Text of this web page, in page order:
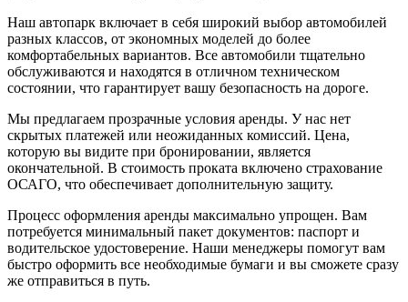
Наш автопарк включает в себя широкий выбор автомобилей
разных классов, от экономных моделей до более
комфортабельных вариантов. Все автомобили тщательно
обслуживаются и находятся в отличном техническом
состоянии, что гарантирует вашу безопасность на дороге.
Мы предлагаем прозрачные условия аренды. У нас нет
скрытых платежей или неожиданных комиссий. Цена,
которую вы видите при бронировании, является
окончательной. В стоимость проката включено страхование
ОСАГО, что обеспечивает дополнительную защиту.
Процесс оформления аренды максимально упрощен. Вам
потребуется минимальный пакет документов: паспорт и
водительское удостоверение. Наши менеджеры помогут вам
быстро оформить все необходимые бумаги и вы сможете сразу
же отправиться в путь.